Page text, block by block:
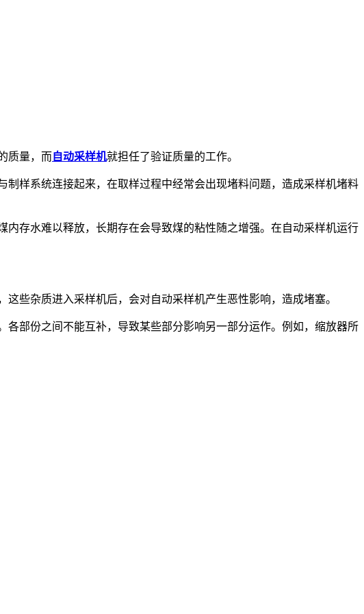
质量，而 自动采样机就担任了验证质量的工作。
样系统连接起来，在取样过程中经常会出现堵料问题，造成采样机堵料
存水难以释放，长期存在会导致煤的粘性随之增强。在自动采样机运行
些杂质进入采样机后，会对自动采样机产生恶性影响，造成堵塞。
部份之间不能互补，导致某些部分影响另一部分运作。例如，缩放器所